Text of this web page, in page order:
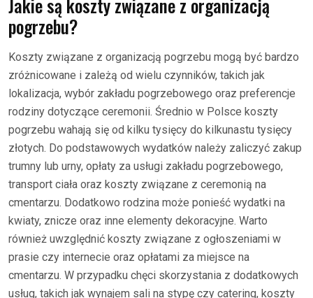
pogrzebu?
Koszty związane z organizacją pogrzebu mogą być bardzo
zróżnicowane i zależą od wielu czynników, takich jak
lokalizacja, wybór zakładu pogrzebowego oraz preferencje
rodziny dotyczące ceremonii. Średnio w Polsce koszty
pogrzebu wahają się od kilku tysięcy do kilkunastu tysięcy
złotych. Do podstawowych wydatków należy zaliczyć zakup
trumny lub urny, opłaty za usługi zakładu pogrzebowego,
transport ciała oraz koszty związane z ceremonią na
cmentarzu. Dodatkowo rodzina może ponieść wydatki na
kwiaty, znicze oraz inne elementy dekoracyjne. Warto
również uwzględnić koszty związane z ogłoszeniami w
prasie czy internecie oraz opłatami za miejsce na
cmentarzu. W przypadku chęci skorzystania z dodatkowych
usług, takich jak wynajem sali na stypę czy catering, koszty